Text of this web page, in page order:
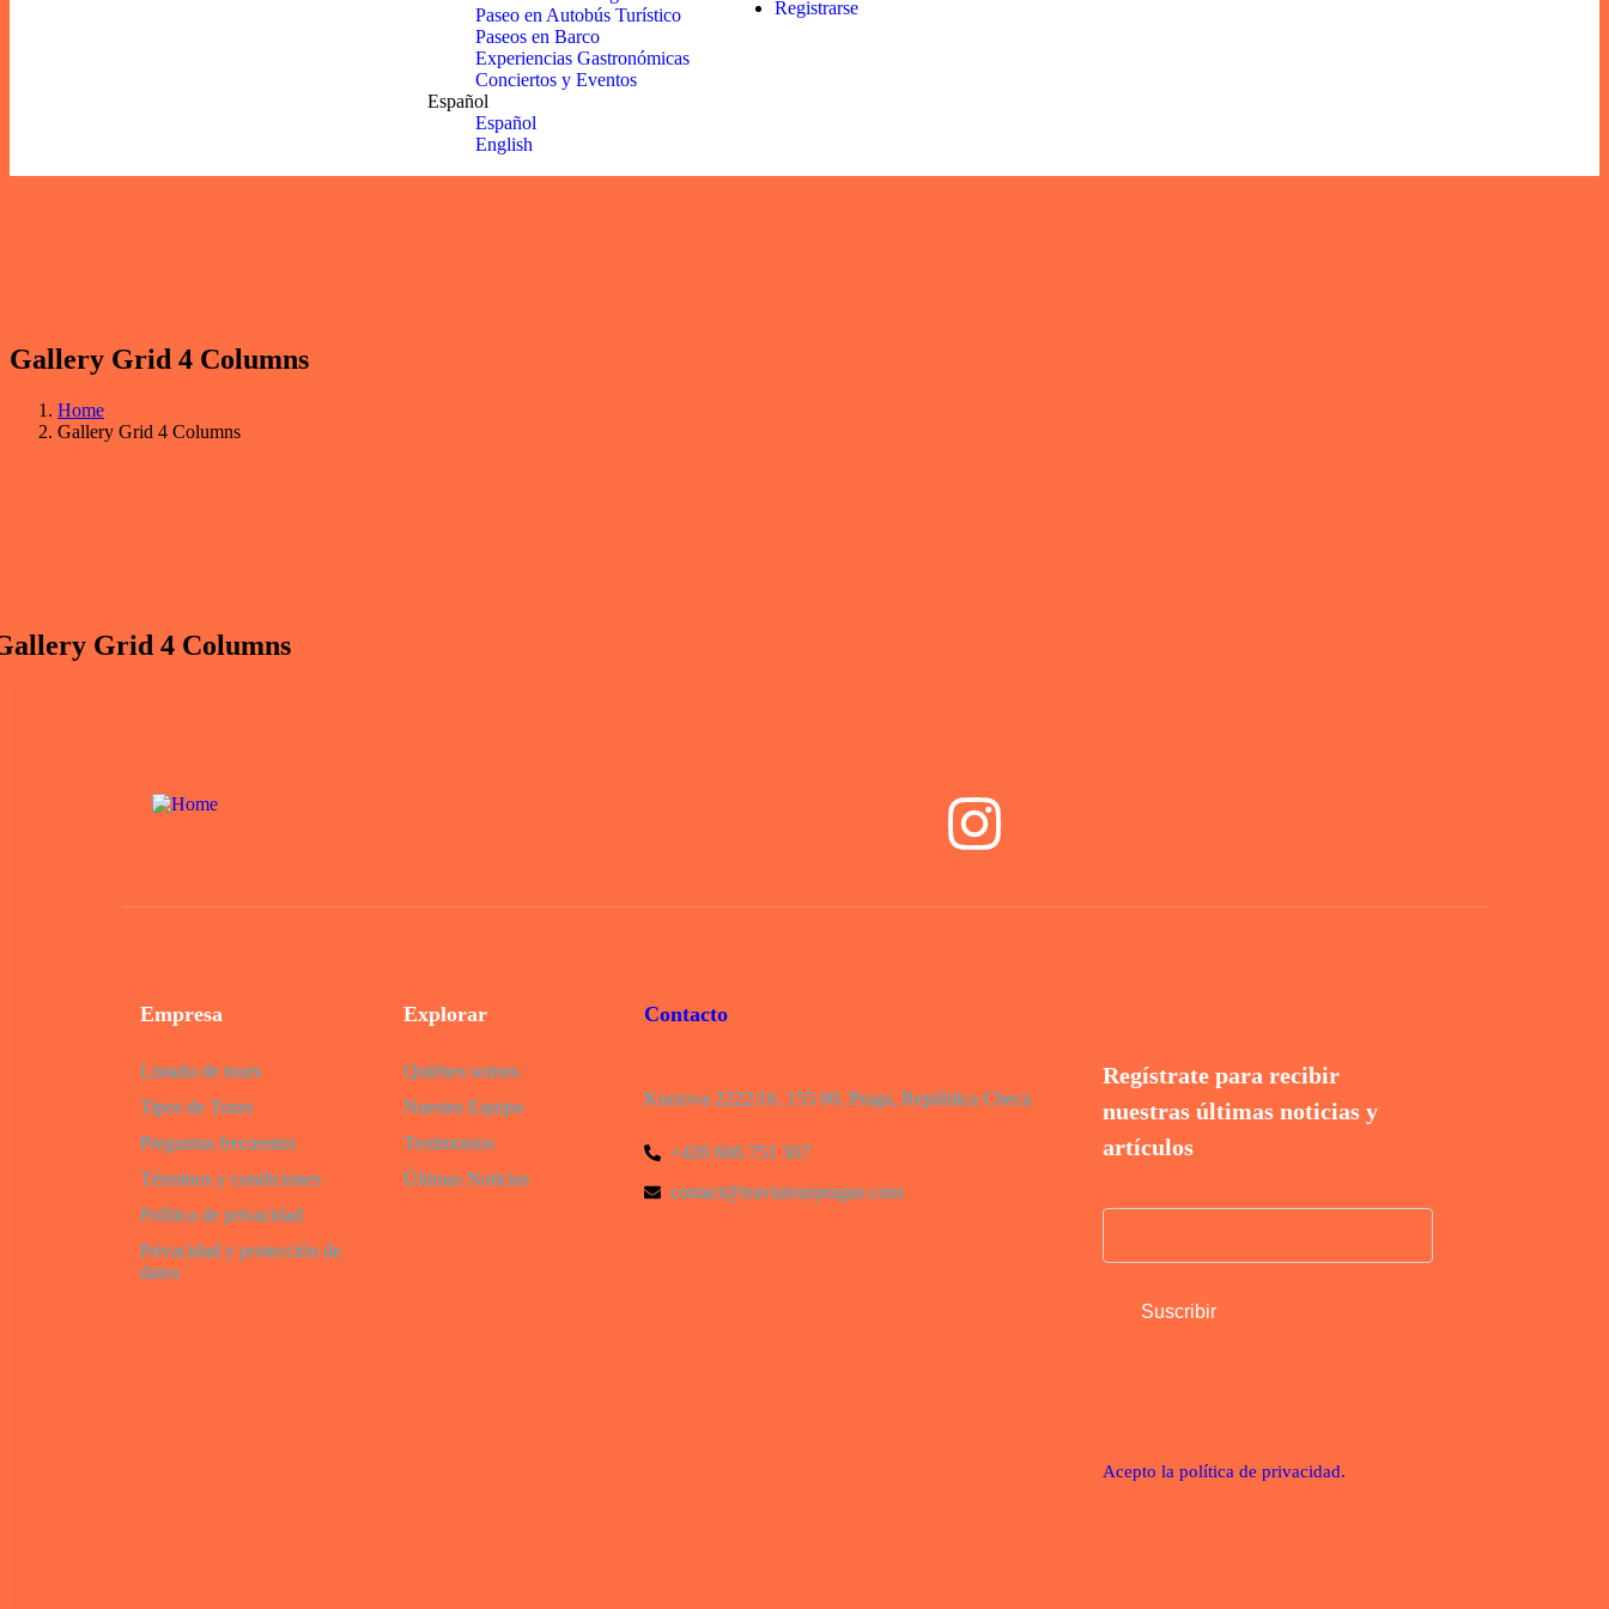
Paseo en Autobús Turístico
Paseos en Barco
Experiencias Gastronómicas
Conciertos y Eventos
Español
Español
English
Registrarse
Gallery Grid 4 Columns
Home
Gallery Grid 4 Columns
Grid 4 Columns
Empresa
Listado de tours
Tipos de Tours
Preguntas frecuentes
Términos y condiciones
Política de privacidad
Privacidad y protección de
datos
Explorar
Quiénes somos
Nuestro Equipo
Testimonios
Últimas Noticias
Contacto
Kurzova 2222/16, 155 00, Praga, República Checa
+420 606 751 307
contact@traviatourprague.com
Regístrate para recibir
nuestras últimas noticias y
artículos
Acepto la política de privacidad.